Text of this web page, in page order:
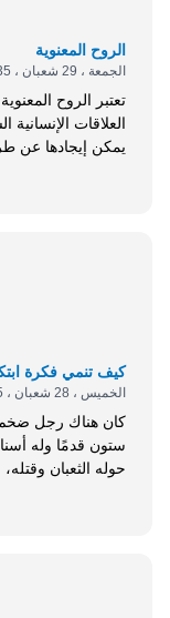
الروح المعنوية
الجمعة ، 29 شعبان ، 1435 الموافق 27 يونيو 2014
تعتبر الروح
العلاقات
يمكن إيجادها عن
الروح المعنوية
المعنوية.
الحرص، كما في
تعالى: { وَلا تَهِنُوا
كيف تنمي فكرة
الخميس ، 28 شعبان ، 1435 الموافق 26 يونيو 2014
كان هناك رجل ضخم
ستون قدمًا وله
حوله الثعبان
الثعبان
مخاوفنا من
المختلفة.